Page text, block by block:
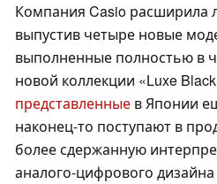
Компания Casio расширила
выпустив четыре новые
выполненные полностью в
новой коллекции «Luxe
представленные в Японии
наконец-то поступают в
более сдержанную
аналого-цифрового дизайна